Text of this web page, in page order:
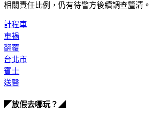
相關責任比例，仍有待警方後續調查釐清。
計程車
車禍
翻覆
台北市
賓士
送醫
◤放假去哪玩？◢